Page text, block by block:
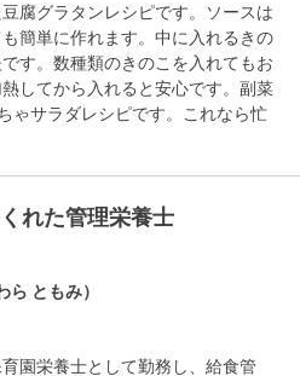
腐グラタンレシピです。ソースは
簡単に作れます。中に入れるきの
す。数種類のきのこを入れてもお
してから入れると安心です。副菜
ゃサラダレシピです。これなら忙
れた管理栄養士
ともみ）
園栄養士として勤務し、給食管